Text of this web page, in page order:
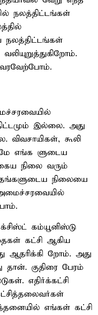
நலத்திட்டங்கள்
நலத்திட்டங்கள்
வரவேற்போம்.
இல்லை. அது
விவசாயிகள், கூலி
எங்க ளுடைய
நிலை வரும்
தங்களுடைய நிலையை
கம்யூனிஸ்டு
கட்சி ஆகிய
ஆதரிக்கி றோம். அது
குதிரை பேரம்
எதிர்க்கட்சி
எங்கள் கட்சி